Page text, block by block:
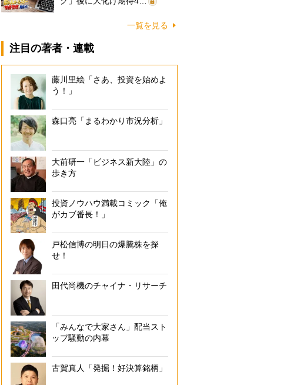
一覧を見る
注目の著者・連載
藤川里絵「さあ、投資を始めよ
う！」
森口亮「まるわかり市況分析」
大前研一「ビジネス新大陸」の
歩き方
投資ノウハウ満載コミック「俺
がカブ番長！」
戸松信博の明日の爆騰株を探
せ！
田代尚機のチャイナ・リサーチ
「みんなで大家さん」配当スト
ップ騒動の内幕
古賀真人「発掘！好決算銘柄」